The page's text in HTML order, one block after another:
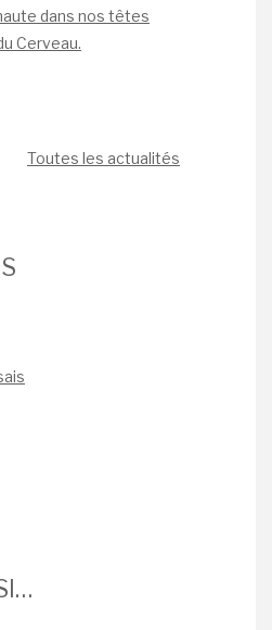
dans nos têtes
Cerveau.
Toutes les actualités